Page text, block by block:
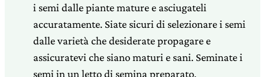
i semi dalle piante mature e asciugateli
accuratamente. Siate sicuri di selezionare i semi
dalle varietà che desiderate propagare e
assicuratevi che siano maturi e sani. Seminate i
semi in un letto di semina preparato,